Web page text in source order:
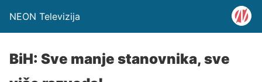
NEON Televizija
BiH: Sve manje stanovnika, sve